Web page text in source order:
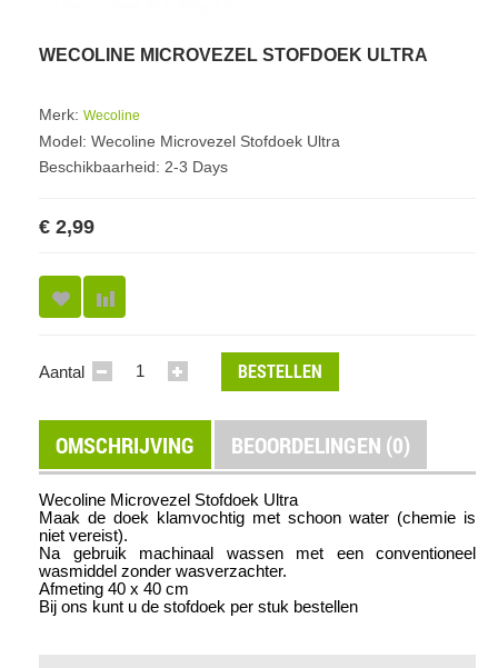
WECOLINE MICROVEZEL STOFDOEK ULTRA
Merk: Wecoline
Model: Wecoline Microvezel Stofdoek Ultra
Beschikbaarheid: 2-3 Days
€ 2,99
Aantal BESTELLEN
OMSCHRIJVING BEOORDELINGEN (0)
Wecoline Microvezel Stofdoek Ultra
Maak de doek klamvochtig met schoon water (chemie is
niet vereist).
Na gebruik machinaal wassen met een conventioneel
wasmiddel zonder wasverzachter.
Afmeting 40 x 40 cm
Bij ons kunt u de stofdoek per stuk bestellen